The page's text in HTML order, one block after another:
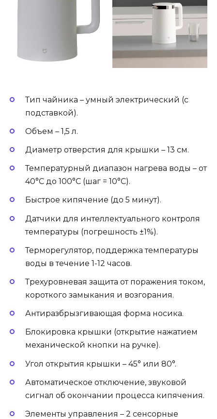
Тип чайника – умный электрический (с
подставкой).
Объем – 1,5 л.
Диаметр отверстия для крышки – 13 см.
Температурный диапазон нагрева воды – от
40°C до 100°C (шаг = 10°C).
Быстрое кипячение (до 5 минут).
Датчики для интеллектуального контроля
температуры (погрешность ±1%).
Терморегулятор, поддержка температуры
воды в течение 1-12 часов.
Трехуровневая защита от поражения током,
короткого замыкания и возгорания.
Антиразбрызгивающая форма носика.
Блокировка крышки (открытие нажатием
механической кнопки на ручке).
Угол открытия крышки – 45° или 80°.
Автоматическое отключение, звуковой
сигнал об окончании процесса кипячения.
Элементы управления – 2 сенсорные